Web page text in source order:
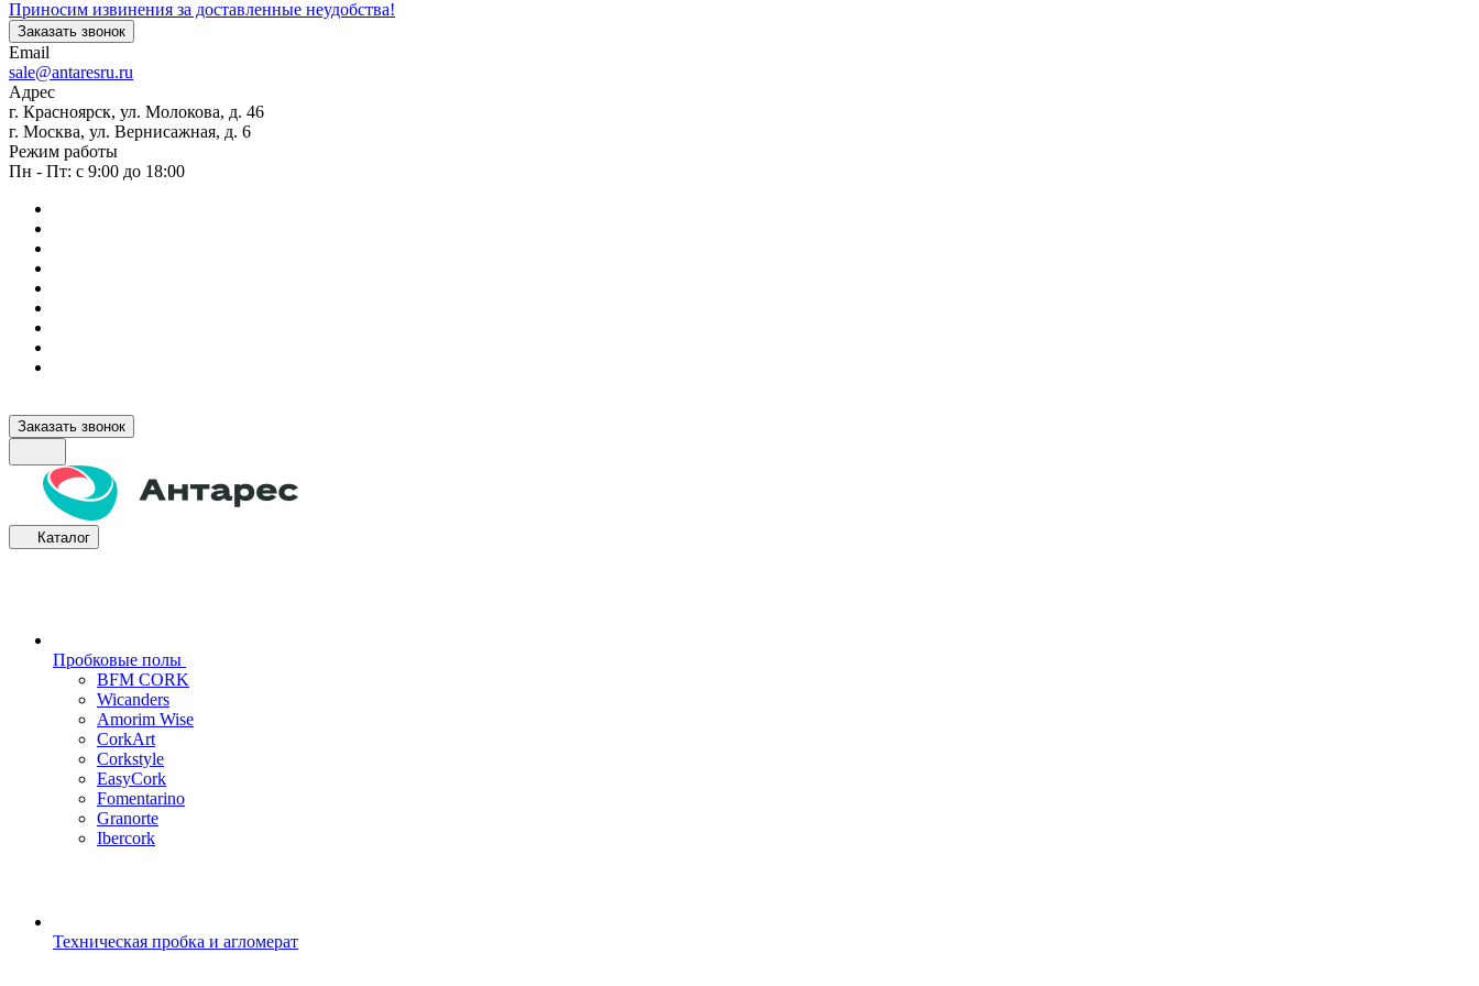
Приносим извинения за доставленные неудобства!
Заказать звонок
Email
sale@antaresru.ru
Адрес
г. Красноярск, ул. Молокова, д. 46
г. Москва, ул. Вернисажная, д. 6
Режим работы
Пн - Пт: с 9:00 до 18:00
Заказать звонок
Каталог
Пробковые полы
BFM CORK
Wicanders
Amorim Wise
CorkArt
Corkstyle
EasyCork
Fomentarino
Granorte
Ibercork
Техническая пробка и агломерат